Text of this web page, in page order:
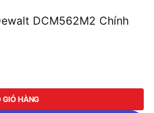
DCM562M2 Chính
DCM562M2 số lượng
GIỎ HÀNG